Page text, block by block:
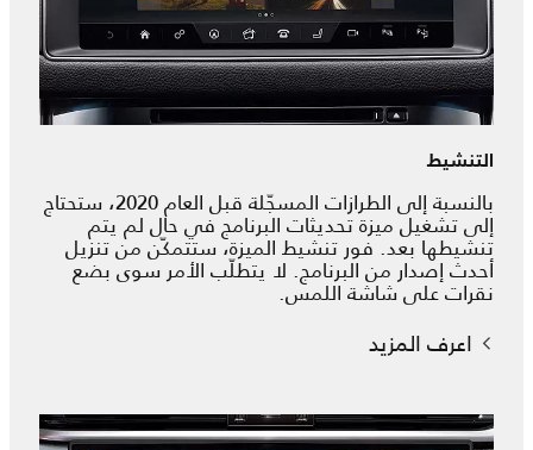
التنشيط
بالنسبة إلى الطرازات المسجّلة قبل العام 2020، ستحتاج
إلى تشغيل ميزة تحديثات البرنامج في حال لم يتم
تنشيطها بعد. فور تنشيط الميزة، ستتمكّن من تنزيل
أحدث إصدار من البرنامج. لا يتطلّب الأمر سوى بضع
نقرات على شاشة اللمس.
اعرف المزيد